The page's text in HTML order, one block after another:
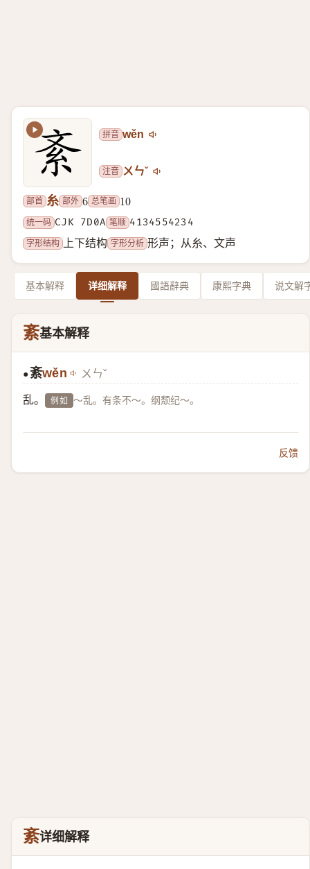
拼音 wěn
注音 ㄨㄣˇ
部首 糸 部外 6 总笔画 10
统一码 CJK 7D0A 笔顺 4134554234
字形结构
上下结构 字形分析 形声；从糸、文声
基本解释 详细解释 國語辭典 康熙字典 说文解
紊基本解释
●紊wěn ㄨㄣˇ
乱。 例如 ～乱。有条不～。纲颓纪～。
反馈
紊详细解释